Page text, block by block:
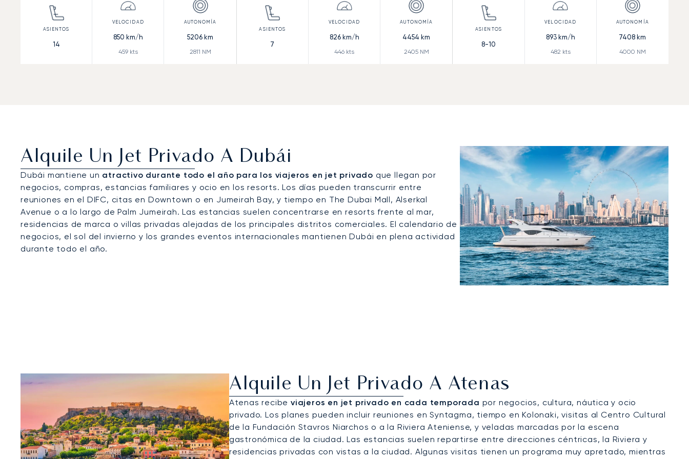
14
850 km/h
459kts
5206 km
2811 NM
7
826km/h
446 kts
4454 km
2405NM
8-10
893km/h
482 kts
7408 km
4000 NM
Alquile Un Jet Privado A Dubái
Dubái mantiene un atractivo durante todo el año para los viajeros en jet privado que llegan por
negocios, compras, estancias familiares y ocio en los resorts. Los días pueden transcurrir entre
reuniones en el DIFC, citas en Downtown o en Jumeirah Bay, y tiempo en The Dubai Mall, Alserkal
Avenue o a lo largo de Palm Jumeirah. Las estancias suelen concentrarse en resorts frente al mar,
residencias de marca o villas privadas alejadas de los principales distritos comerciales. El calendario de
negocios, el sol del invierno y los grandes eventos internacionales mantienen Dubái en plena actividad
durante todo el año.
Alquile Un Jet Privado A Atenas
Atenas recibeviajeros en jet privado en cada temporada por negocios, cultura, náutica y ocio
privado. Los planes pueden incluir reuniones en Syntagma, tiempo en Kolonaki, visitas al Centro Cultural
de la Fundación Stavros Niarchos o a la Riviera Ateniense, y veladas marcadas por la escena
gastronómica de la ciudad. Las estancias suelen repartirse entre direcciones céntricas, la Riviera y
residencias privadas con vistas a la ciudad. Algunas visitas tienen un programa muy apretado, mientras